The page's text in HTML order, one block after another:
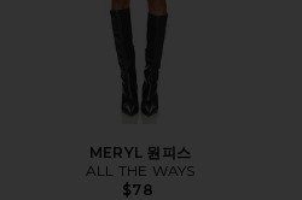
MERYL 원피스
ALL THE WAYS
$78